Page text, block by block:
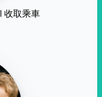
收取乘車